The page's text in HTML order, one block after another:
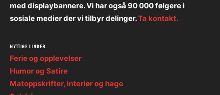
med displaybannere. Vi har også 90 000 følgere i
sosiale medier der vi tilbyr delinger.Ta kontakt.
NYTTIGE LINKER
Ferie og opplevelser
Humor og Satire
Matoppskrifter, interiør og hage